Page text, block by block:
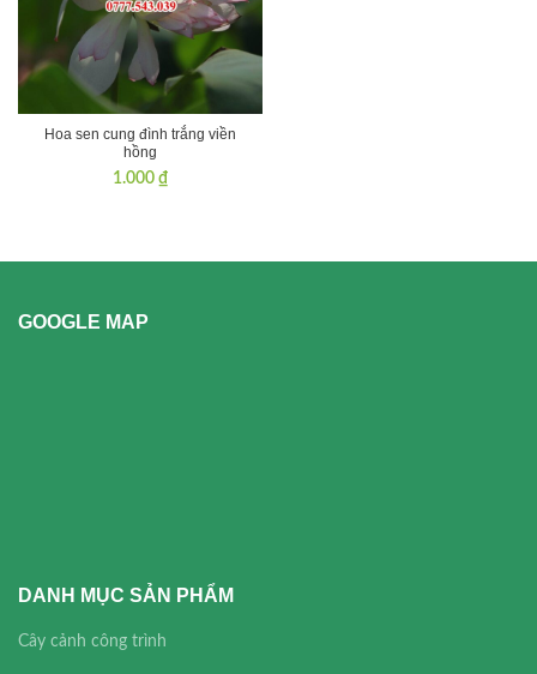
Hoa sen cung đình trắng viền
hồng
1.000 ₫
GOOGLE MAP
DANH MỤC SẢN PHẨM
Cây cảnh công trình